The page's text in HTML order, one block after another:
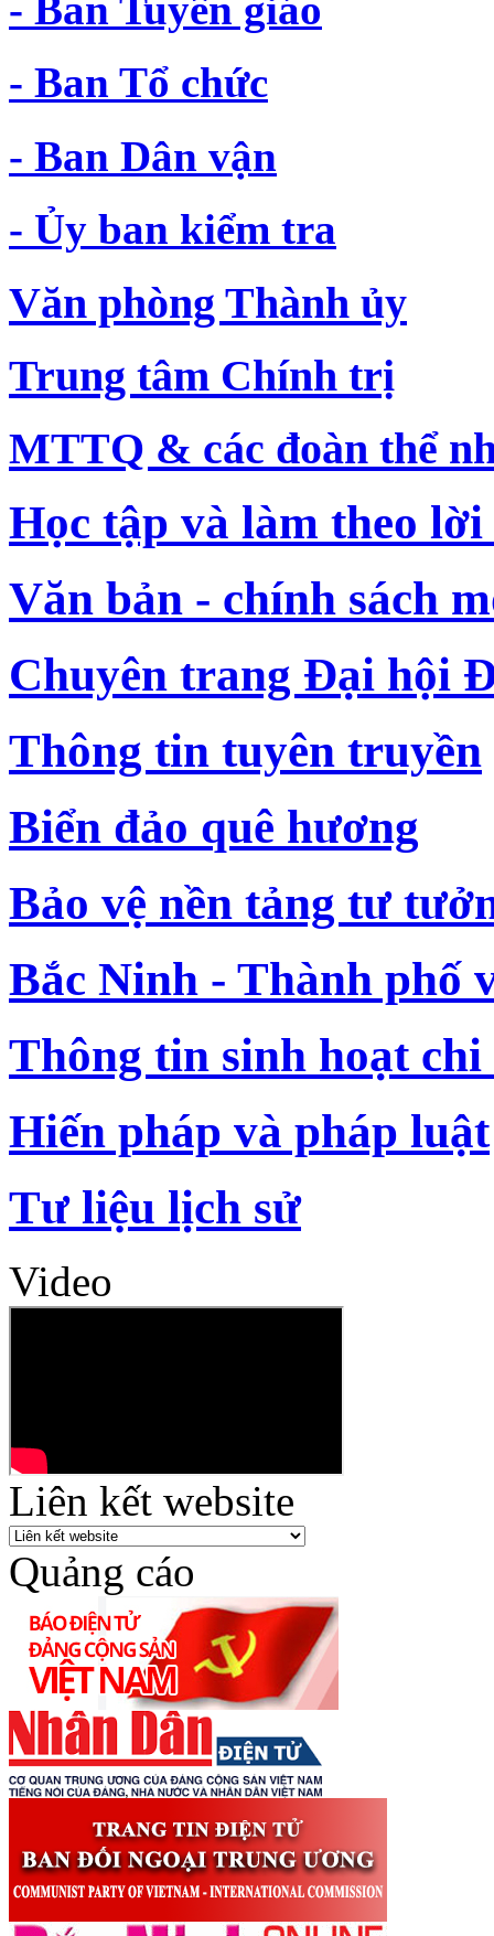
- Ban Tổ chức
- Ban Dân vận
- Ủy ban kiểm tra
Văn phòng Thành ủy
Trung tâm Chính trị
MTTQ & các đoàn thể
Học tập và làm theo lời
Văn bản - chính sách
Chuyên trang Đại hội
Thông tin tuyên truyền
Biển đảo quê hương
Bảo vệ nền tảng tư
Bắc Ninh - Thành phố
Thông tin sinh hoạt chi
Hiến pháp và pháp luật
Tư liệu lịch sử
Video
Liên kết website
Quảng cáo